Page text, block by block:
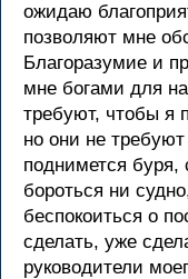
ожидаю
позволяют мне
Благоразумие и
мне богами для
требуют, чтобы я
но они не
поднимется буря,
бороться ни
беспокоиться о
сделать, уже
руководители